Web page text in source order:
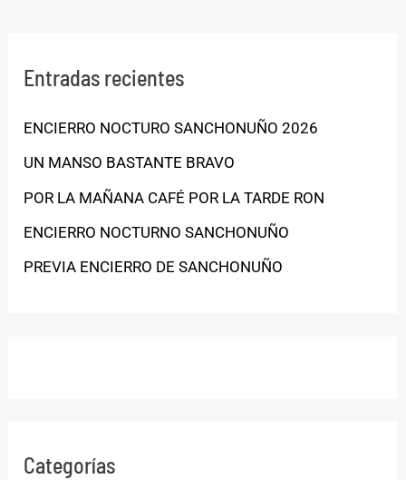
Entradas recientes
ENCIERRO NOCTURO SANCHONUÑO 2026
UN MANSO BASTANTE BRAVO
POR LA MAÑANA CAFÉ POR LA TARDE RON
ENCIERRO NOCTURNO SANCHONUÑO
PREVIA ENCIERRO DE SANCHONUÑO
Categorías